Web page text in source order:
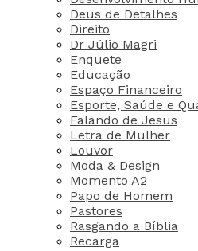
Deus de Detalhes
Direito
Dr Júlio Magri
Enquete
Educação
Espaço Financeiro
Esporte, Saúde e
Falando de Jesus
Letra de Mulher
Louvor
Moda & Design
Momento A2
Papo de Homem
Pastores
Rasgando a Bíblia
Recarga